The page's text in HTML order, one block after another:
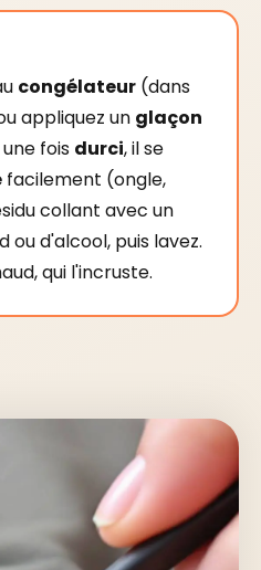
congélateur (dans
appliquez un glaçon
fois durci, il se
facilement (ongle,
collant avec un
ou d'alcool, puis lavez.
qui l'incruste.